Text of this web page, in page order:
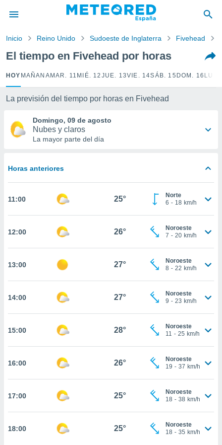
por
para
que se
calidad.
a este
y
digital
permite
seguir
coste.
a la
todas
nuestros
nos
análisis
perfil
y
en
CONFIGURACIÓN
Inicio Reino Unido Sudoeste de Inglaterra Fivehead
El tiempo en Fivehead por horas
HOY MAÑANA MAR. 11 MIÉ. 12 JUE. 13VIE. 14SÁB. 15 DOM. 16
La previsión del tiempo por horas en Fivehead
Domingo, 09 de agosto
Nubes y claros
La mayor parte del día
Horas anteriores
11:00 25°
Norte
6 - 18 km/h
12:00 26°
Noroeste
7 - 20 km/h
13:00 27°
Noroeste
8 - 22 km/h
14:00 27°
Noroeste
9 - 23 km/h
15:00 28°
Noroeste
11 - 25 km/h
16:00 26°
Noroeste
19 - 37 km/h
17:00 25°
Noroeste
18 - 38 km/h
18:00 25°
Noroeste
18 - 35 km/h